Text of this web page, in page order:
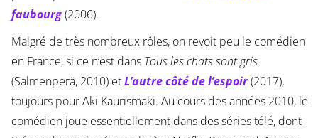
faubourg(2006).
Malgré de très nombreux rôles, on revoit peu le comédien
en France, si ce n’est dans Tous les chats sont gris
(Salmenperä, 2010) etL’autre côté de l’espoir(2017),
toujours pour Aki Kaurismaki. Au cours des années 2010, le
comédien joue essentiellement dans des séries télé, dont